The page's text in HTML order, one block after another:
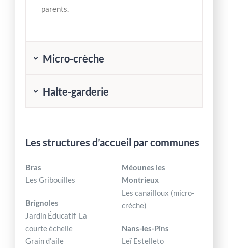
parents.
Micro-crèche
Halte-garderie
Les structures d’accueil par communes
Bras
Les Gribouilles
Brignoles
Jardin Éducatif La
courte échelle
Grain d’aile
Méounes les
Montrieux
Les canailloux (micro-
crèche)
Nans-les-Pins
Leï Estelleto